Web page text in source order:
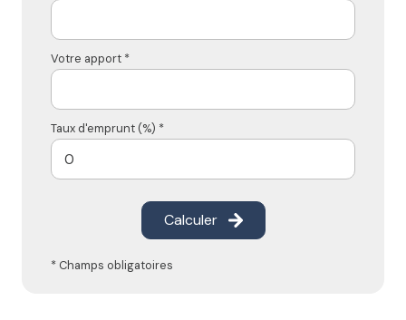
Votre apport *
Taux d'emprunt (%) *
Calculer
* Champs obligatoires